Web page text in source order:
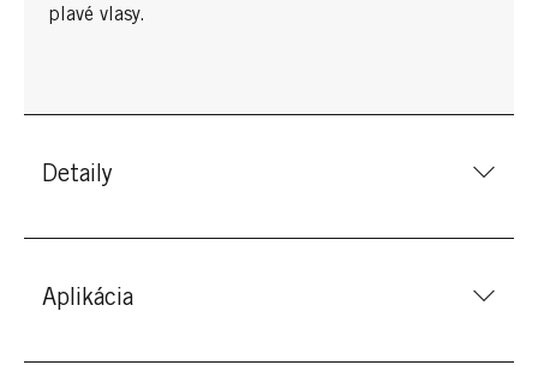
plavé vlasy.
Detaily
Aplikácia